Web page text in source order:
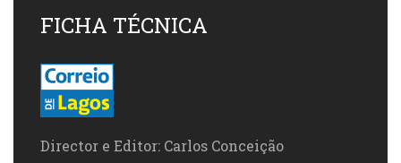
FICHA TÉCNICA
Director e Editor: Carlos Conceição